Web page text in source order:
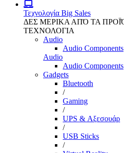
Τεχνολογία Big Sales
ΔΕΣ ΜΕΡΙΚΑ ΑΠΌ ΤΑ
ΤΕΧΝΟΛΟΓΙΑ
Audio
Audio Components
Audio
Audio Components
Gadgets
Bluetooth
/
Gaming
/
UPS & Αξεσουάρ
/
USB Sticks
/